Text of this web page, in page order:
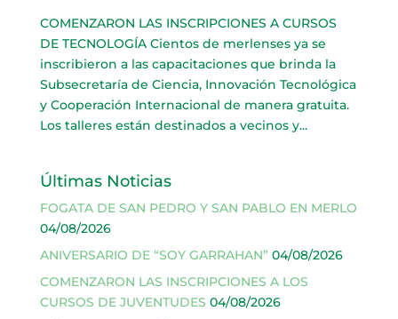
COMENZARON LAS INSCRIPCIONES A CURSOS
DE TECNOLOGÍA Cientos de merlenses ya se
inscribieron a las capacitaciones que brinda la
Subsecretaría de Ciencia, Innovación Tecnológica
y Cooperación Internacional de manera gratuita.
Los talleres están destinados a vecinos y...
Últimas Noticias
FOGATA DE SAN PEDRO Y SAN PABLO EN MERLO
04/08/2026
ANIVERSARIO DE “SOY GARRAHAN” 04/08/2026
COMENZARON LAS INSCRIPCIONES A LOS
CURSOS DE JUVENTUDES 04/08/2026